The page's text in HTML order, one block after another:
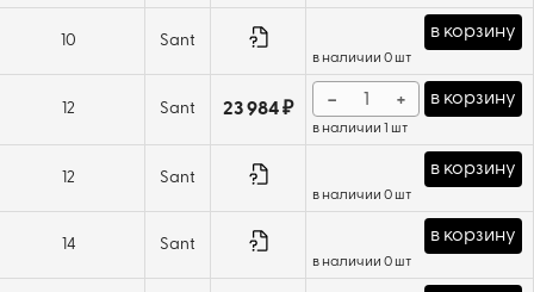
10 Sant в корзину
в наличии 0 шт
12 Sant 23 984 ₽ − + в корзину
в наличии 1 шт
12 Sant в корзину
в наличии 0 шт
14 Sant в корзину
в наличии 0 шт